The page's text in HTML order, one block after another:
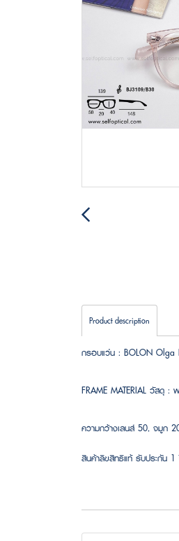
Product description
กรอบแว่น : BOLON Olga
FRAME MATERIAL วัสดุ :
ความกว้างเลนส์ 50, จมูก
สินค้าลิขสิทธิแท้ รับประกัน